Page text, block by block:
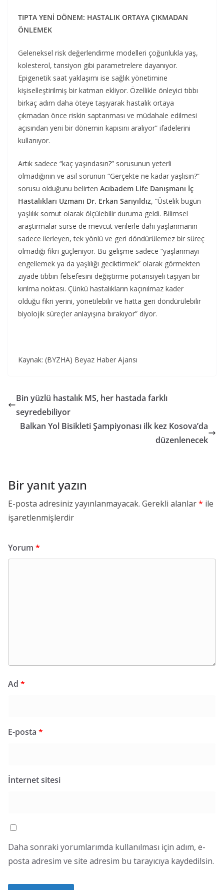
TIPTA YENİ DÖNEM: HASTALIK ORTAYA ÇIKMADAN
ÖNLEMEK
Geleneksel risk değerlendirme modelleri çoğunlukla yaş,
kolesterol, tansiyon gibi parametrelere dayanıyor.
Epigenetik saat yaklaşımı ise sağlık yönetimine
kişiselleştirilmiş bir katman ekliyor. Özellikle önleyici tıbbı
birkaç adım daha öteye taşıyarak hastalık ortaya
çıkmadan önce riskin saptanması ve müdahale edilmesi
açısından yeni bir dönemin kapısını aralıyor” ifadelerini
kullanıyor.
Artık sadece “kaç yaşındasın?” sorusunun yeterli
olmadığının ve asıl sorunun “Gerçekte ne kadar yaşlısın?”
sorusu olduğunu belirten Acıbadem Life Danışmanı İç
Hastalıkları Uzmanı Dr. Erkan Sarıyıldız, “Üstelik bugün
yaşlılık somut olarak ölçülebilir duruma geldi. Bilimsel
araştırmalar sürse de mevcut verilerle dahi yaşlanmanın
sadece ilerleyen, tek yönlü ve geri döndürülemez bir süreç
olmadığı fikri güçleniyor. Bu gelişme sadece “yaşlanmayı
engellemek ya da yaşlılığı geciktirmek” olarak görmekten
ziyade tıbbın felsefesini değiştirme potansiyeli taşıyan bir
kırılma noktası. Çünkü hastalıkların kaçınılmaz kader
olduğu fikri yerini, yönetilebilir ve hatta geri döndürülebilir
biyolojik süreçler anlayışına bırakıyor” diyor.
Kaynak: (BYZHA) Beyaz Haber Ajansı
Bin yüzlü hastalık MS, her hastada farklı
seyredebiliyor
Balkan Yol Bisikleti Şampiyonası ilk kez Kosova’da
düzenlenecek
Bir yanıt yazın
E-posta adresiniz yayınlanmayacak. Gerekli alanlar* ile
işaretlenmişlerdir
Yorum *
Ad *
E-posta *
İnternet sitesi
Daha sonraki yorumlarımda kullanılması için adım, e-
posta adresim ve site adresim bu tarayıcıya kaydedilsin.